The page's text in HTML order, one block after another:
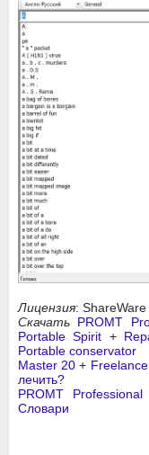
Лицензия:
Скачать PROMT
Portable Spirit +
Portable conservator
Master 20 +
лечить?
PROMT
Словари